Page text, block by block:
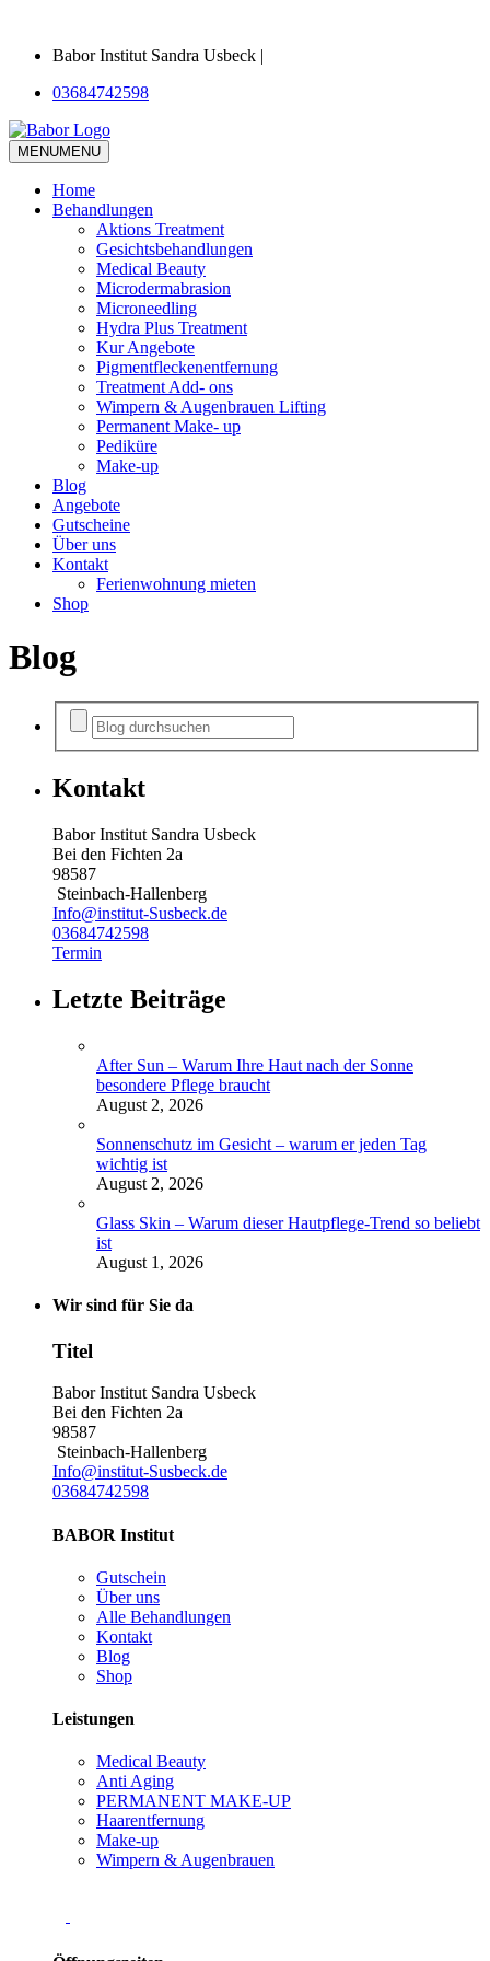
Babor Institut Sandra Usbeck |
03684742598
MENUMENU
Home
Behandlungen
Aktions Treatment
Gesichtsbehandlungen
Medical Beauty
Microdermabrasion
Microneedling
Hydra Plus Treatment
Kur Angebote
Pigmentfleckenentfernung
Treatment Add- ons
Wimpern & Augenbrauen Lifting
Permanent Make- up
Pediküre
Make-up
Blog
Angebote
Gutscheine
Über uns
Kontakt
Ferienwohnung mieten
Shop
Blog
Kontakt
Babor Institut Sandra Usbeck
Bei den Fichten 2a
98587
Steinbach-Hallenberg
Info@institut-Susbeck.de
03684742598
Termin
Letzte Beiträge
After Sun – Warum Ihre Haut nach der Sonne
besondere Pflege braucht
August 2, 2026
Sonnenschutz im Gesicht – warum er jeden Tag
wichtig ist
August 2, 2026
Glass Skin – Warum dieser Hautpflege-Trend so beliebt
ist
August 1, 2026
Wir sind für Sie da
Titel
Babor Institut Sandra Usbeck
Bei den Fichten 2a
98587
Steinbach-Hallenberg
Info@institut-Susbeck.de
03684742598
BABOR Institut
Gutschein
Über uns
Alle Behandlungen
Kontakt
Blog
Shop
Leistungen
Medical Beauty
Anti Aging
PERMANENT MAKE-UP
Haarentfernung
Make-up
Wimpern & Augenbrauen